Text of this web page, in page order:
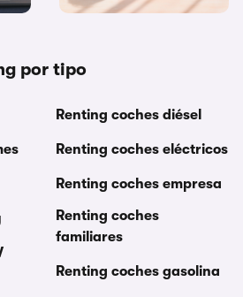
por tipo
Renting coches diésel
Renting coches eléctricos
Renting coches empresa
Renting coches
familiares
Renting coches gasolina